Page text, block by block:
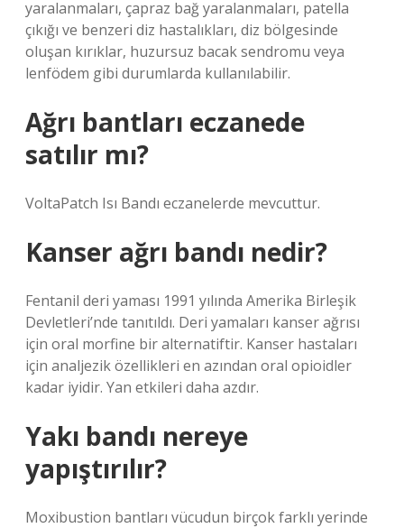
yaralanmaları, çapraz bağ yaralanmaları, patella
çıkığı ve benzeri diz hastalıkları, diz bölgesinde
oluşan kırıklar, huzursuz bacak sendromu veya
lenfödem gibi durumlarda kullanılabilir.
Ağrı bantları eczanede
satılır mı?
VoltaPatch Isı Bandı eczanelerde mevcuttur.
Kanser ağrı bandı nedir?
Fentanil deri yaması 1991 yılında Amerika Birleşik
Devletleri’nde tanıtıldı. Deri yamaları kanser ağrısı
için oral morfine bir alternatiftir. Kanser hastaları
için analjezik özellikleri en azından oral opioidler
kadar iyidir. Yan etkileri daha azdır.
Yakı bandı nereye
yapıştırılır?
Moxibustion bantları vücudun birçok farklı yerinde